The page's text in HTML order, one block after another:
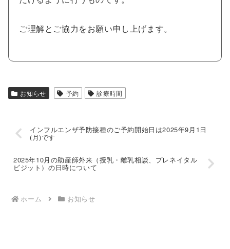
ご理解とご協力をお願い申し上げます。
お知らせ 予約 診療時間
インフルエンザ予防接種のご予約開始日は2025年9月1日
(月)です
2025年10月の助産師外来（授乳・離乳相談、プレネイタル
ビジット）の日時について
ホーム お知らせ